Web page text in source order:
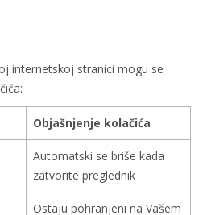
internetskoj stranici mogu se
Objašnjenje kolačića
Automatski se briše kada
zatvorite preglednik
Ostaju pohranjeni na Vašem